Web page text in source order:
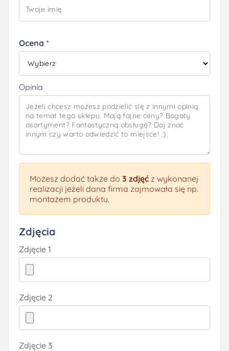
Ocena
Opinia
Możesz dodać także do 3 zdjęć z wykonanej
realizacji jeżeli dana firma zajmowała się np.
montażem produktu.
Zdjęcia
Zdjęcie 1
Zdjęcie 2
Zdjęcie 3